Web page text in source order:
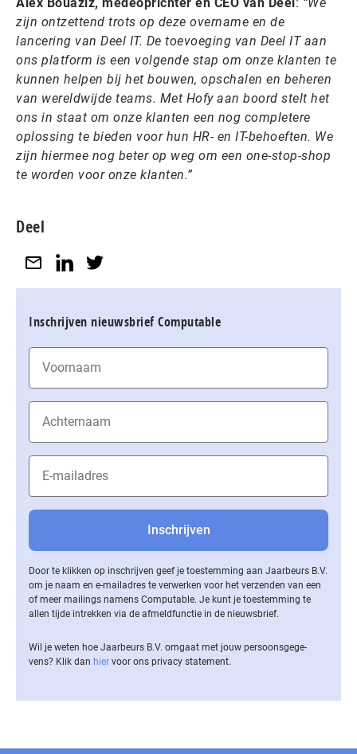
zijn ontzettend trots op deze overname en de
lancering van Deel IT. De toevoeging van Deel IT aan
ons platform is een volgende stap om onze klanten te
kunnen helpen bij het bouwen, opschalen en beheren
van wereldwijde teams. Met Hofy aan boord stelt het
ons in staat om onze klanten een nog completere
oplossing te bieden voor hun HR- en IT-behoeften. We
zijn hiermee nog beter op weg om een one-stop-shop
te worden voor onze klanten.”
Deel
Inschrijven nieuwsbrief Computable
Door te klikken op inschrijven geef je toestemming aan Jaarbeurs B.V.
om je naam en e-mailadres te verwerken voor het verzenden van een
of meer mailings namens Computable. Je kunt je toestemming te
allen tijde intrekken via de af­meld­func­tie in de nieuwsbrief.
Wil je weten hoe Jaarbeurs B.V. omgaat met jouw per­soons­ge­ge­
vens? Klik dan hier voor ons privacy statement.